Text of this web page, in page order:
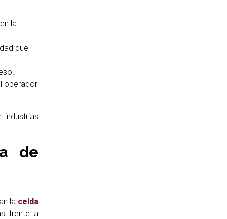
la
que
operador
industrias
de
la celda
frente a